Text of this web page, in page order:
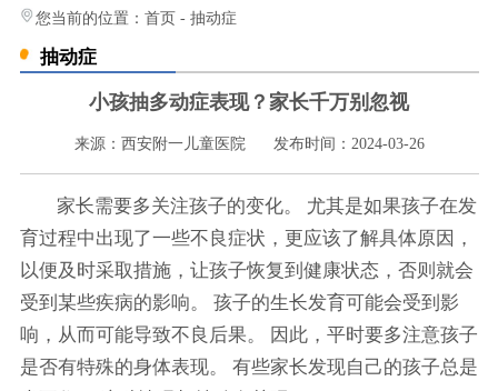
光影纪实
您当前的位置： 首页 - 抽动症
抽动症
小孩抽多动症表现？家长千万别忽视
来源：西安附一儿童医院 发布时间：2024-03-26
家长需要多关注孩子的变化。 尤其是如果孩子在发
育过程中出现了一些不良症状，更应该了解具体原因，
以便及时采取措施，让孩子恢复到健康状态，否则就会
受到某些疾病的影响。 孩子的生长发育可能会受到影
响，从而可能导致不良后果。 因此，平时要多注意孩子
是否有特殊的身体表现。 有些家长发现自己的孩子总是